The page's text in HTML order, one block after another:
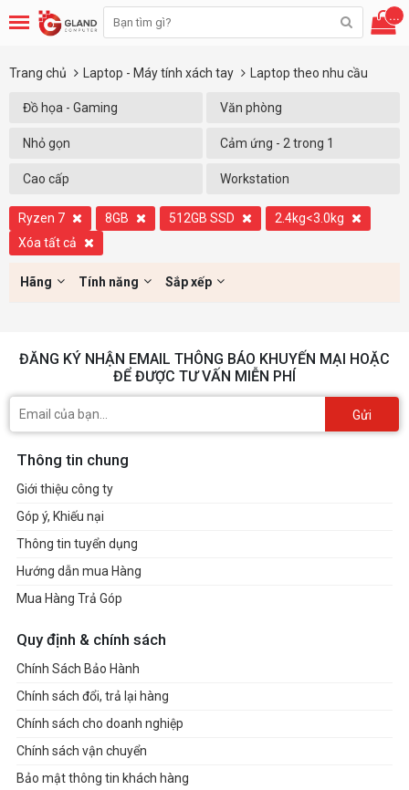
...
Trang chủ Laptop - Máy tính xách tay Laptop theo nhu cầu
Đồ họa - Gaming Văn phòng
Nhỏ gọn Cảm ứng - 2 trong 1
Cao cấp Workstation
Ryzen 7 8GB 512GB SSD
2.4kg<3.0kg
Xóa tất cả
Hãng Tính năng Sắp xếp
ĐĂNG KÝ NHẬN EMAIL THÔNG BÁO KHUYẾN MẠI HOẶC
ĐỂ ĐƯỢC TƯ VẤN MIỄN PHÍ
Gửi
Thông tin chung
Giới thiệu công ty
Góp ý, Khiếu nại
Thông tin tuyển dụng
Hướng dẫn mua Hàng
Mua Hàng Trả Góp
Quy định & chính sách
Chính Sách Bảo Hành
Chính sách đổi, trả lại hàng
Chính sách cho doanh nghiệp
Chính sách vận chuyển
Bảo mật thông tin khách hàng